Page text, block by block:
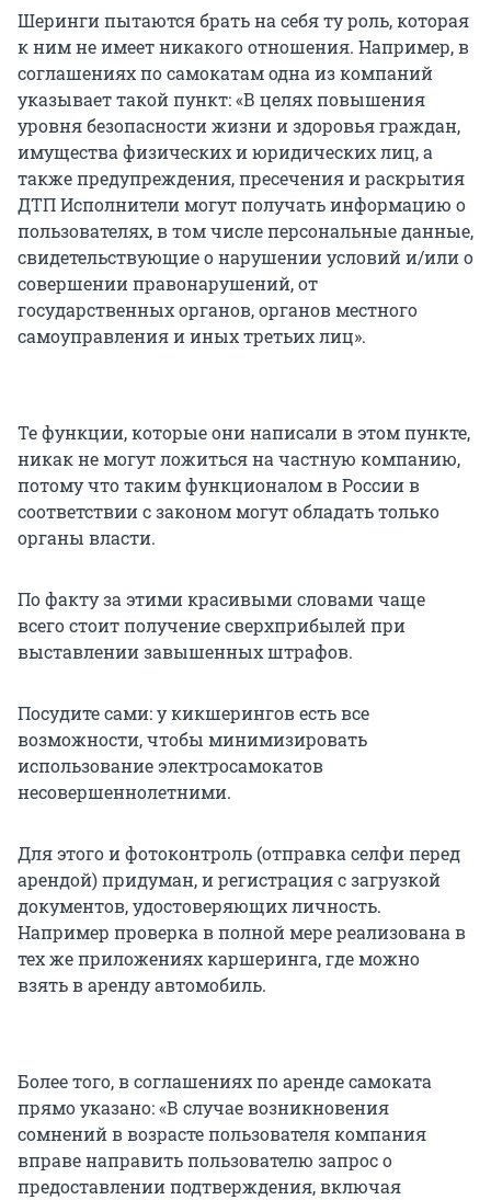
Шеринги пытаются брать на себя ту роль, которая
к ним не имеет никакого отношения. Например, в
соглашениях по самокатам одна из компаний
указывает такой пункт: «В целях повышения
уровня безопасности жизни и здоровья граждан,
имущества физических и юридических лиц, а
также предупреждения, пресечения и раскрытия
ДТП Исполнители могут получать информацию о
пользователях, в том числе персональные данные,
свидетельствующие о нарушении условий и/или о
совершении правонарушений, от
государственных органов, органов местного
самоуправления и иных третьих лиц».
Те функции, которые они написали в этом пункте,
никак не могут ложиться на частную компанию,
потому что таким функционалом в России в
соответствии с законом могут обладать только
органы власти.
По факту за этими красивыми словами чаще
всего стоит получение сверхприбылей при
выставлении завышенных штрафов.
Посудите сами: у кикшерингов есть все
возможности, чтобы минимизировать
использование электросамокатов
несовершеннолетними.
Для этого и фотоконтроль (отправка селфи перед
арендой) придуман, и регистрация с загрузкой
документов, удостоверяющих личность.
Например проверка в полной мере реализована в
тех же приложениях каршеринга, где можно
взять в аренду автомобиль.
Более того, в соглашениях по аренде самоката
прямо указано: «В случае возникновения
сомнений в возрасте пользователя компания
вправе направить пользователю запрос о
предоставлении подтверждения, включая